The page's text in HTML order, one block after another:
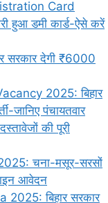
Card
हुआ डमी कार्ड-ऐसे करें
सरकार देगी ₹6000
2025: बिहार
जानिए पंचायतवार
की पूरी
चना-मसूर-सरसों
आवेदन
बिहार सरकार